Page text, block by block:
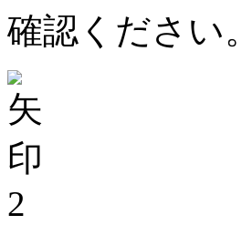
確認ください。
2